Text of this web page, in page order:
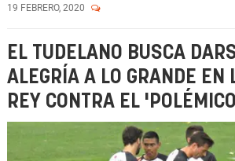
19 FEBRERO, 2020
EL TUDELANO BUSCA
ALEGRÍA A LO GRANDE EN
REY CONTRA EL